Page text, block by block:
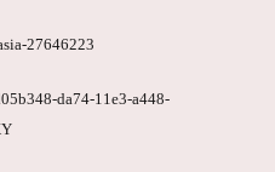
27646223
da74-11e3-a448-